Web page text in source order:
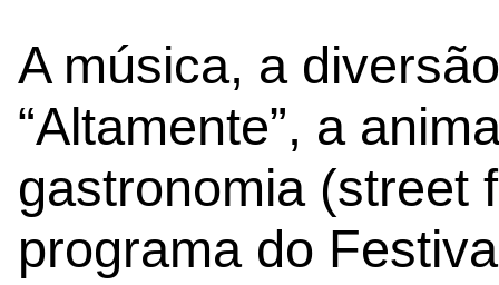
A música, a
“Altamente”, a
gastronomia (street
programa do